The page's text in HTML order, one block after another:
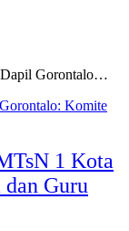
Gorontalo…
1 Kota
Guru